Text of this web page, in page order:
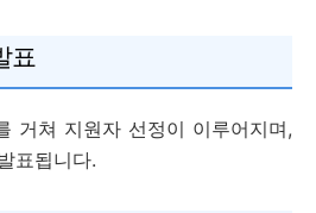
표
거쳐 지원자 선정이 이루어지며,
표됩니다.